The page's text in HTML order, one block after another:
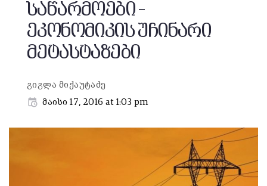
საწარმოები –
ეკონომიკის უჩინარი
მეტასტაზები
გიგლა მიქაუტაძე
მაისი 17, 2016 at 1:03 pm